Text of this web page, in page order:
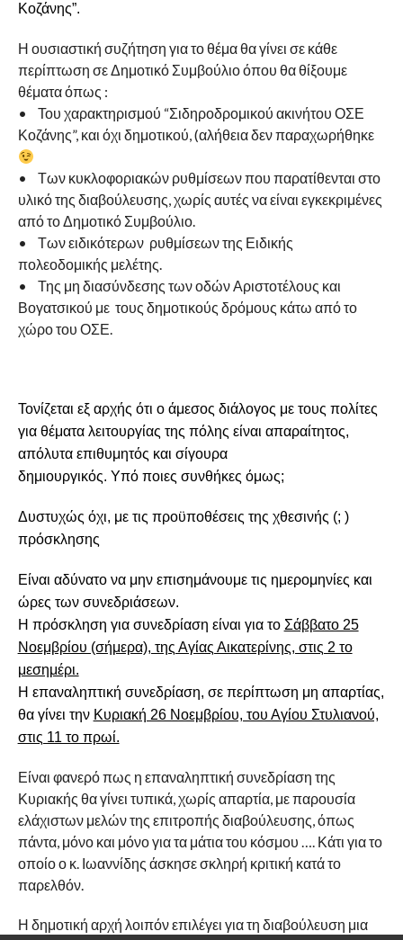
Κοζάνης”.
Η ουσιαστική συζήτηση για το θέμα θα γίνει σε κάθε
περίπτωση σε Δημοτικό Συμβούλιο όπου θα θίξουμε
θέματα όπως :
• Του χαρακτηρισμού “Σιδηροδρομικού ακινήτου ΟΣΕ
Κοζάνης”, και όχι δημοτικού, (αλήθεια δεν παραχωρήθηκε
• Των κυκλοφοριακών ρυθμίσεων που παρατίθενται στο
υλικό της διαβούλευσης, χωρίς αυτές να είναι εγκεκριμένες
από το Δημοτικό Συμβούλιο.
• Των ειδικότερων ρυθμίσεων της Ειδικής
πολεοδομικής μελέτης.
• Της μη διασύνδεσης των οδών Αριστοτέλους και
Βογατσικού με τους δημοτικούς δρόμους κάτω από το
χώρο του ΟΣΕ.
Τονίζεται εξ αρχής ότι ο άμεσος διάλογος με τους πολίτες
για θέματα λειτουργίας της πόλης είναι απαραίτητος,
απόλυτα επιθυμητός και σίγουρα
δημιουργικός. Υπό ποιες συνθήκες όμως;
Δυστυχώς όχι, με τις προϋποθέσεις της χθεσινής (; )
πρόσκλησης
Είναι αδύνατο να μην επισημάνουμε τις ημερομηνίες και
ώρες των συνεδριάσεων.
Η πρόσκληση για συνεδρίαση είναι για το Σάββατο 25
Νοεμβρίου (σήμερα), της Αγίας Αικατερίνης, στις 2 το
μεσημέρι.
Η επαναληπτική συνεδρίαση, σε περίπτωση μη απαρτίας,
θα γίνει την Κυριακή 26 Νοεμβρίου, του Αγίου Στυλιανού,
στις 11 το πρωί.
Είναι φανερό πως η επαναληπτική συνεδρίαση της
Κυριακής θα γίνει τυπικά, χωρίς απαρτία, με παρουσία
ελάχιστων μελών της επιτροπής διαβούλευσης, όπως
πάντα, μόνο και μόνο για τα μάτια του κόσμου …. Κάτι για το
οποίο ο κ. Ιωαννίδης άσκησε σκληρή κριτική κατά το
παρελθόν.
Η δημοτική αρχή λοιπόν επιλέγει για τη διαβούλευση μια